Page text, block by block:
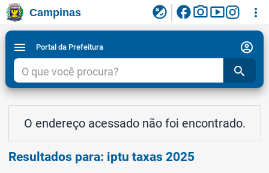
Ir para conteudo
Ir para menu do site da Prefeitura de Campinas
Ligar/Desligar contraste visual de tela para
acessibilidade
3
Campinas flaky facebookphoto_camerasmart_display more_vert
menu Portal da Prefeitura
search
account_circle
O endereço acessado não foi encontrado.
Resultados para: iptu taxas 2025